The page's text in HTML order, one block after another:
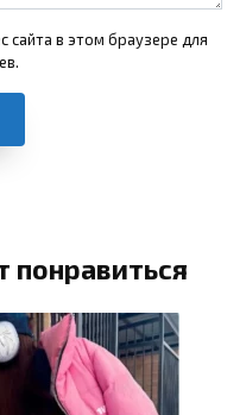
сайта в этом браузере для